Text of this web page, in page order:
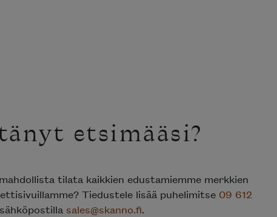
etsimääsi?
tilata kaikkien edustamiemme merkkien
Tiedustele lisää puhelimitse 09 612
sales@skanno.fi.